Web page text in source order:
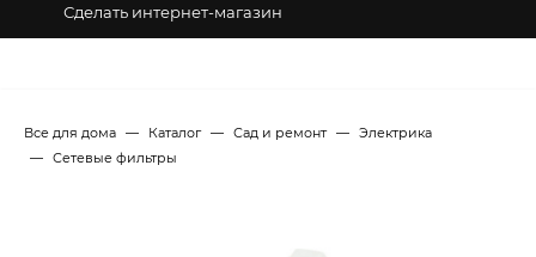
Сделать интернет-магазин
Все для дома Каталог Сад и ремонт
Электрика
Сетевые фильтры